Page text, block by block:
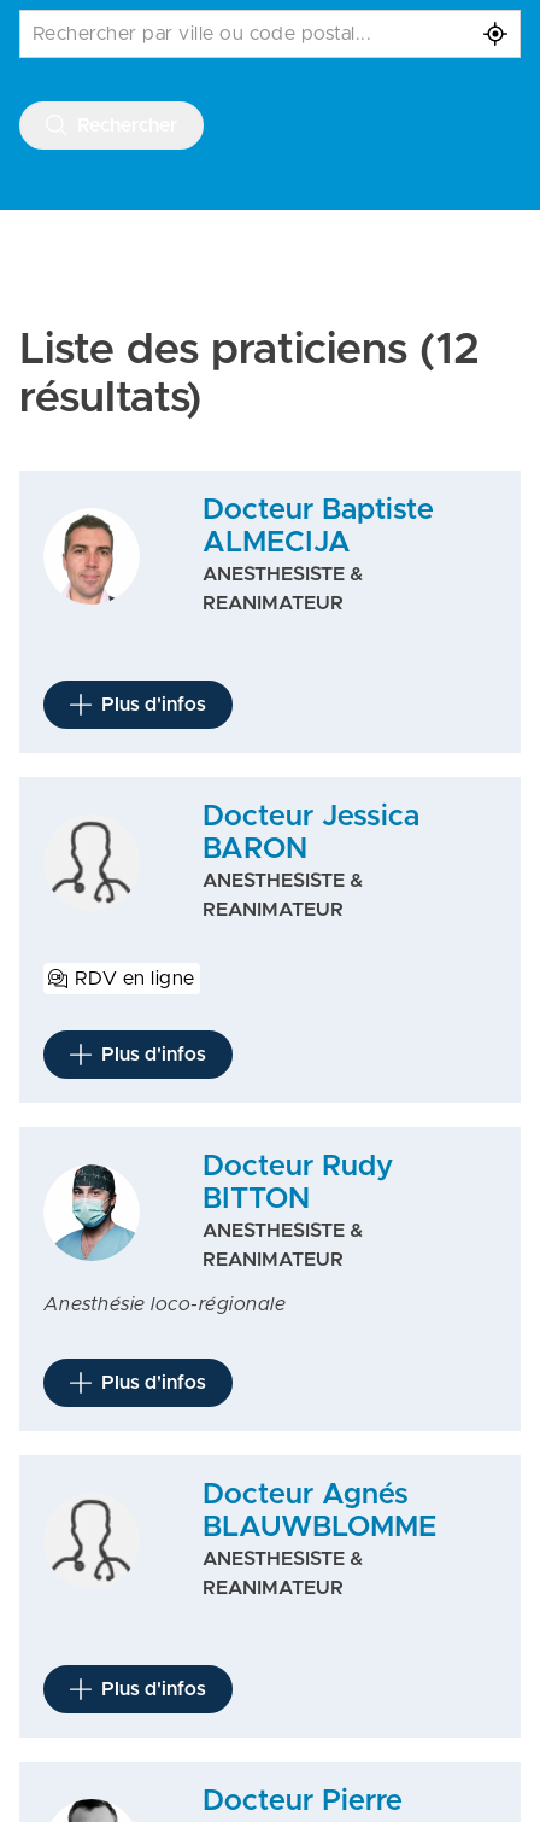
Rechercher par ville ou code postal...
Liste des praticiens (12
résultats)
Docteur Baptiste
ALMECIJA
ANESTHESISTE &
REANIMATEUR
Plus d'infos
Docteur Jessica
BARON
ANESTHESISTE &
REANIMATEUR
RDV en ligne
Plus d'infos
Docteur Rudy
BITTON
ANESTHESISTE &
REANIMATEUR
Anesthésie loco-régionale
Plus d'infos
Docteur Agnés
BLAUWBLOMME
ANESTHESISTE &
REANIMATEUR
Plus d'infos
Docteur Pierre